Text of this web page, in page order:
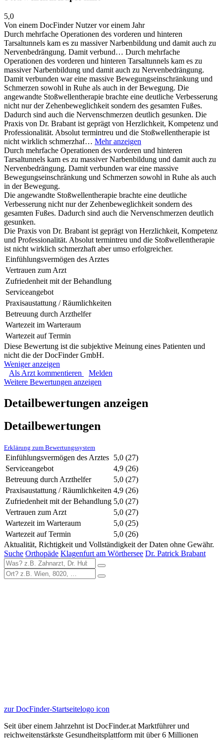
5,0
Von einem DocFinder Nutzervor einem Jahr
Durch mehrfache Operationen des vorderen und hinteren
Tarsaltunnels kam es zu massiver Narbenbildung und damit auch zu
Nervenbedrängung. Damit verbund… Durch mehrfache
Operationen des vorderen und hinteren Tarsaltunnels kam es zu
massiver Narbenbildung und damit auch zu Nervenbedrängung.
Damit verbunden war eine massive Bewegungseinschränkung und
Schmerzen sowohl in Ruhe als auch in der Bewegung. Die
angewandte Stoßwellentherapie brachte eine deutliche Verbesserung
nicht nur der Zehenbeweglichkeit sondern des gesamten Fußes.
Dadurch sind auch die Nervenschmerzen deutlich gesunken. Die
Praxis von Dr. Brabant ist geprägt von Herzlichkeit, Kompetenz und
Professionalität. Absolut termintreu und die Stoßwellentherapie ist
nicht wirklich schmerzhaf… Mehr anzeigen
Durch mehrfache Operationen des vorderen und hinteren
Tarsaltunnels kam es zu massiver Narbenbildung und damit auch zu
Nervenbedrängung. Damit verbunden war eine massive
Bewegungseinschränkung und Schmerzen sowohl in Ruhe als auch
in der Bewegung.
Die angewandte Stoßwellentherapie brachte eine deutliche
Verbesserung nicht nur der Zehenbeweglichkeit sondern des
gesamten Fußes. Dadurch sind auch die Nervenschmerzen deutlich
gesunken.
Die Praxis von Dr. Brabant ist geprägt von Herzlichkeit, Kompetenz
und Professionalität. Absolut termintreu und die Stoßwellentherapie
ist nicht wirklich schmerzhaft aber umso erfolgreicher.
Einfühlungsvermögen des Arztes
Vertrauen zum Arzt
Zufriedenheit mit der Behandlung
Serviceangebot
Praxisaustattung / Räumlichkeiten
Betreuung durch Arzthelfer
Wartezeit im Warteraum
Wartezeit auf Termin
Diese Bewertung ist die subjektive Meinung eines Patienten und
nicht die der DocFinder GmbH.
Weniger anzeigen
Als Arzt kommentieren
Melden
Weitere Bewertungen anzeigen
Detailbewertungen anzeigen
Detailbewertungen
Erklärung zum Bewertungssystem
Einfühlungsvermögen des Arztes 5,0 (27)
Serviceangebot
4,9 (26)
Betreuung durch Arzthelfer
5,0 (27)
Praxisaustattung / Räumlichkeiten 4,9 (26)
Zufriedenheit mit der Behandlung 5,0 (27)
Vertrauen zum Arzt
5,0 (27)
Wartezeit im Warteraum
5,0 (25)
Wartezeit auf Termin
5,0 (26)
Aktualität, Richtigkeit und Vollständigkeit der Daten ohne Gewähr.
Suche Orthopäde Klagenfurt am Wörthersee Dr. Patrick Brabant
zur DocFinder-Startseitelogo icon
Seit über einem Jahrzehnt ist DocFinder.at Marktführer und
reichweitenstärkste Gesundheitsplattform mit über 6 Millionen